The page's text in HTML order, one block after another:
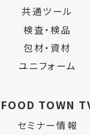
共通ツール
検査・検品
包材・資材
ユニフォーム
FOOD TOWN
セミナー情報